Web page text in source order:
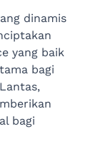
dinamis
yang baik
bagi
bagi